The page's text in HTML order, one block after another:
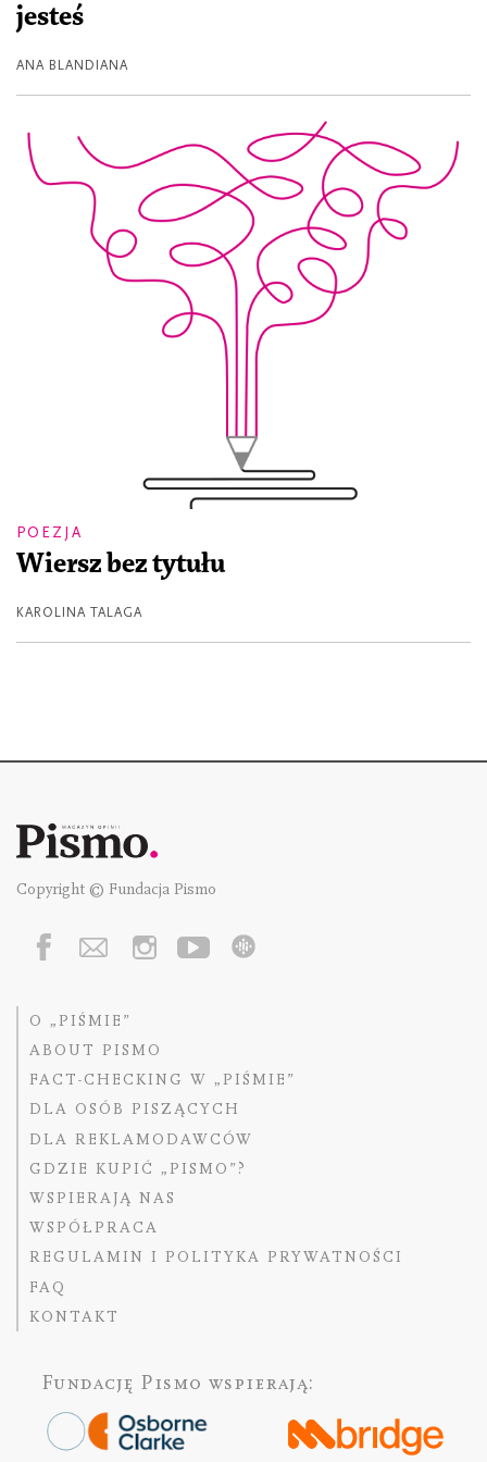
jesteś
ANA BLANDIANA
POEZJA
Wiersz bez tytułu
KAROLINA TALAGA
Copyright © Fundacja Pismo
O „PIŚMIE”
ABOUT PISMO
FACT-CHECKING W „PIŚMIE”
DLA OSÓB PISZĄCYCH
DLA REKLAMODAWCÓW
GDZIE KUPIĆ „PISMO”?
WSPIERAJĄ NAS
WSPÓŁPRACA
REGULAMIN I POLITYKA PRYWATNOŚCI
FAQ
KONTAKT
Fundację Pismo wspierają: